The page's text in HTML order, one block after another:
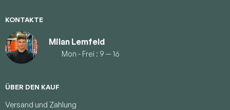
KONTAKTE
Milan Lemfeld
Mon - Frei : 9 — 16
ÜBER DEN KAUF
Versand und Zahlung